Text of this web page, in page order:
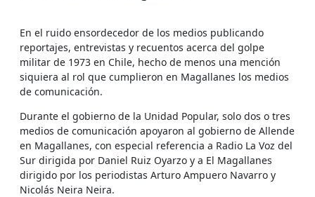
En el ruido ensordecedor de los medios publicando
reportajes, entrevistas y recuentos acerca del golpe
militar de 1973 en Chile, hecho de menos una mención
siquiera al rol que cumplieron en Magallanes los medios
de comunicación.
Durante el gobierno de la Unidad Popular, solo dos o tres
medios de comunicación apoyaron al gobierno de Allende
en Magallanes, con especial referencia a Radio La Voz del
Sur dirigida por Daniel Ruiz Oyarzo y a El Magallanes
dirigido por los periodistas Arturo Ampuero Navarro y
Nicolás Neira Neira.